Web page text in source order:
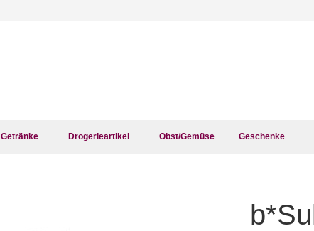
Getränke Drogerieartikel Obst/Gemüse Geschenke
Anfang